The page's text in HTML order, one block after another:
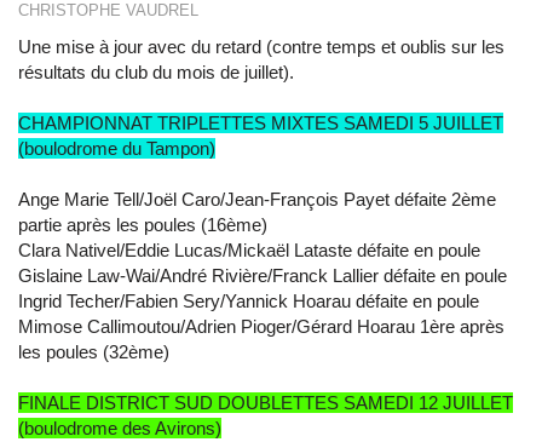
CHRISTOPHE VAUDREL
Une mise à jour avec du retard (contre temps et oublis sur les
résultats du club du mois de juillet).
CHAMPIONNAT TRIPLETTES MIXTES SAMEDI 5 JUILLET
(boulodrome du Tampon)
Ange Marie Tell/Joël Caro/Jean-François Payet défaite 2ème
partie après les poules (16ème)
Clara Nativel/Eddie Lucas/Mickaël Lataste défaite en poule
Gislaine Law-Wai/André Rivière/Franck Lallier défaite en poule
Ingrid Techer/Fabien Sery/Yannick Hoarau défaite en poule
Mimose Callimoutou/Adrien Pioger/Gérard Hoarau 1ère après
les poules (32ème)
FINALE DISTRICT SUD DOUBLETTES SAMEDI 12 JUILLET
(boulodrome des Avirons)